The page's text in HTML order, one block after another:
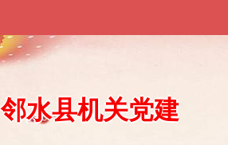
邻水县机关党建